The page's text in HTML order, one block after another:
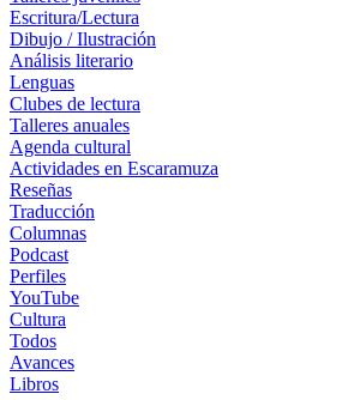
Escritura/Lectura
Dibujo / Ilustración
Análisis literario
Lenguas
Clubes de lectura
Talleres anuales
Agenda cultural
Actividades en Escaramuza
Reseñas
Traducción
Columnas
Podcast
Perfiles
YouTube
Cultura
Todos
Avances
Libros